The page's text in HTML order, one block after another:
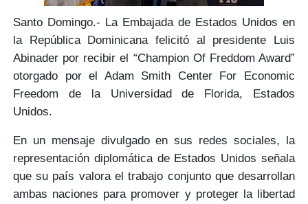
Santo Domingo.- La Embajada de Estados Unidos en
la República Dominicana felicitó al presidente Luis
Abinaderpor recibir el “Champion Of Freddom Award”
otorgado por el Adam Smith Center For Economic
Freedom de la Universidad de Florida, Estados
Unidos.
En un mensaje divulgado en sus redes sociales, la
representación diplomáticade Estados Unidos señala
que su país valora el trabajo conjuntoque desarrollan
ambas naciones para promover y protegerla libertad